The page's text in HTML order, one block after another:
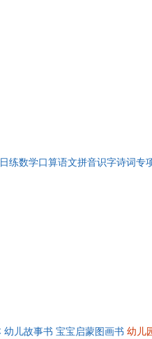
练数学口算语文拼音识字诗词专
幼儿故事书 宝宝启蒙图画书 幼儿